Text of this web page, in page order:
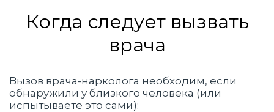
Когда следует вызвать
врача
Вызов врача-нарколога необходим, если
обнаружили у близкого человека (или
испытываете это сами):